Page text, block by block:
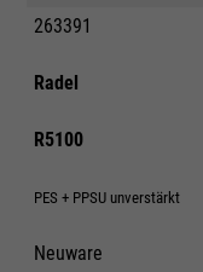
263391
Radel
R5100
PES + PPSU unverstärkt
Neuware